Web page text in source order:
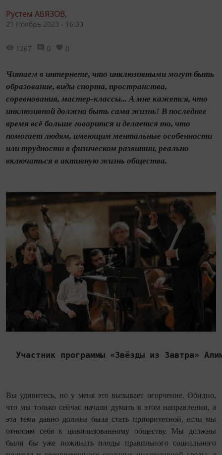
Рустем АБЯЗОВ,
21 Ноябрь 2023 - 16:30
1267 0 0
Читаем в интернете, что инклюзивными могут быть
образование, виды спорта, пространства,
соревнования, мастер-классы... А мне кажется, что
инклюзивной должна быть сама жизнь! В последнее
время всё больше говорится и делается то, что
помогает людям, имеющим ментальные особенности
или трудности в физическом развитии, реально
включаться в активную жизнь общества.
Участник программы «Звёзды из Завтра»
Вы удивитесь, но у меня это вызывает огорчение. Обидно,
что мы только сейчас начали думать в этом направлении, а
эта тема давно должна была стать приоритетной, если мы
относим себя к цивилизованному обществу. Мы должны
были бы уже пожинать плоды правильного социального